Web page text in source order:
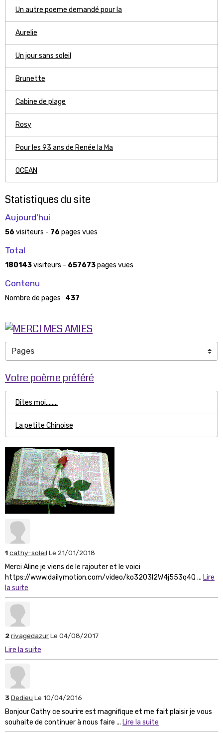
Un autre poeme demandé pour la
Aurelie
Un jour sans soleil
Brunette
Cabine de plage
Rosy
Pour les 93 ans de Renée la Ma
OCEAN
Statistiques du site
Aujourd'hui
56 visiteurs - 76 pages vues
Total
180143visiteurs - 657673pages vues
Contenu
Nombre de pages : 437
Votre poème préféré
Dîtes moi........
La petite Chinoise
1cathy-soleil Le 21/01/2018
Merci Aline je viens de le rajouter et le voici
https://www.dailymotion.com/video/ko3203l2W4j553q4Q ... Lire
la suite
2rivagedazurLe 04/08/2017
Lire la suite
3Dedieu Le 10/04/2016
Bonjour Cathy ce sourire est magnifique et me fait plaisir je vous
souhaite de continuer à nous faire ... Lire la suite